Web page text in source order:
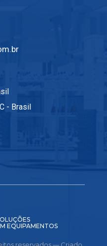
- Brasil
EQUIPAMENTOS